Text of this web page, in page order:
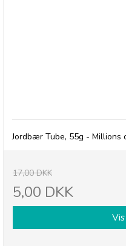
Jordbær Tube, 55g - Millions
17,00 DKK
5,00 DKK